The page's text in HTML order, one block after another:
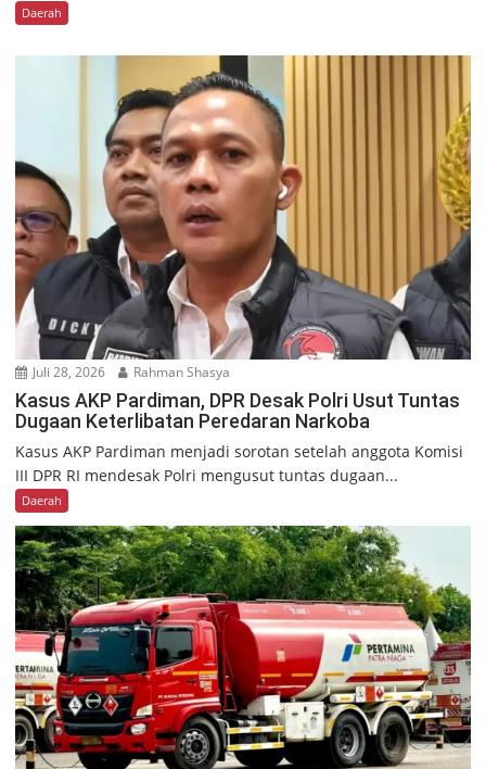
Daerah
Juli 28, 2026 Rahman Shasya
Kasus AKP Pardiman, DPR Desak Polri Usut Tuntas
Dugaan Keterlibatan Peredaran Narkoba
Kasus AKP Pardiman menjadi sorotan setelah anggota Komisi
III DPR RI mendesak Polri mengusut tuntas dugaan...
Daerah